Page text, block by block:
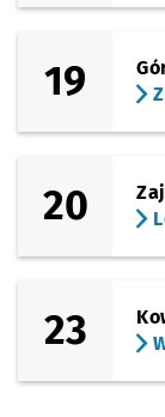
19
20
23